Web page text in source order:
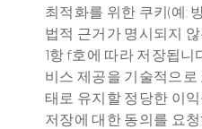
최적화를 위한 쿠키(예:
법적 근거가 명시되지
1항 f호에 따라 저장됩
비스 제공을 기술적으
태로 유지할 정당한 이
저장에 대한 동의를 요